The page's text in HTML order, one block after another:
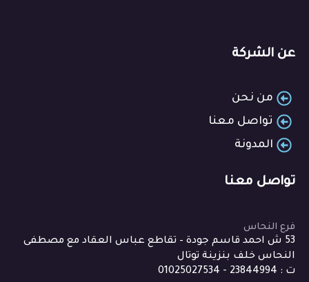
عن الشركة
من نحن
تواصل معنا
المدونة
تواصل معنا
فرع النحاس
53 ش احمد قاسم جودة – تقاطع عباس العقاد مع مصطفى
النحاس خلف بنزينة توتال
ت : 23844994 - 01025027534